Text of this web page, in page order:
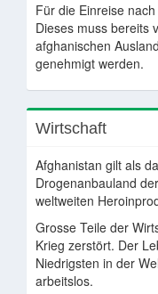
Für die Einreise
Dieses muss bereits
afghanischen
genehmigt werden.
Wirtschaft
Afghanistan gilt als
Drogenanbauland
weltweiten
Grosse Teile der
Krieg zerstört. Der
Niedrigsten in der
arbeitslos.